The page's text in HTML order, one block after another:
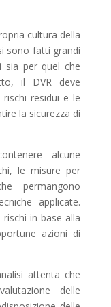
cultura della
sono fatti grandi
sia per quel che
il DVR deve
residui e le
la sicurezza di
alcune
le misure per
permangono
applicate.
in base alla
azioni di
attenta che
delle